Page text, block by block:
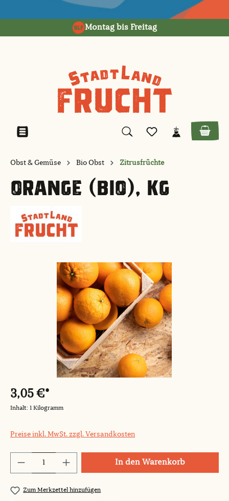
Montag bis Freitag
Obst & Gemüse Bio Obst Zitrusfrüchte
ORANGE (BIO), KG
Bildergalerie überspringen
3,05 €*
Inhalt: 1 Kilogramm
Preise inkl. MwSt. zzgl. Versandkosten
Produkt Anzahl: Gib den gewünschten
In den Warenkorb
Zum Merkzettel hinzufügen